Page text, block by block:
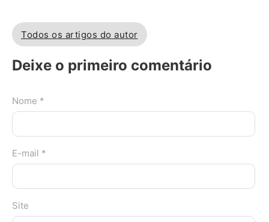
Todos os artigos do autor
Deixe o primeiro comentário
Nome *
E-mail *
Site